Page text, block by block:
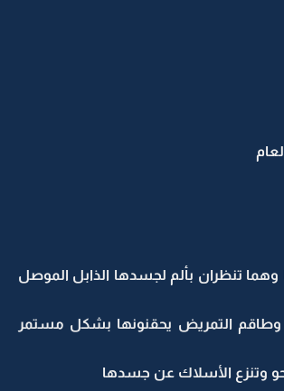
تنظران بألم لجسدها الذابل الموصل
وطاقم التمريض يحقنونها بشكل مستمر
وتنزع الأسلاك عن جسدها